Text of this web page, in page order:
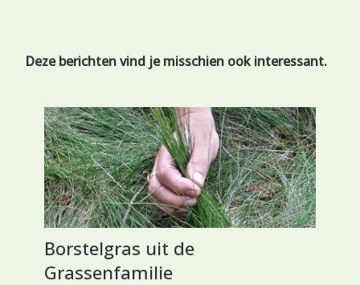
Deze berichten vind je misschien ook interessant.
Borstelgras uit de
Grassenfamilie